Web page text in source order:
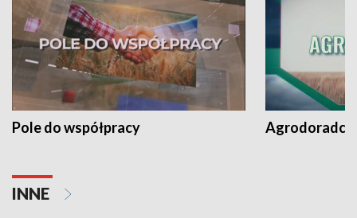
Pole do współpracy Agrodoradcy
INNE